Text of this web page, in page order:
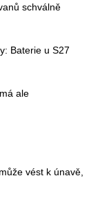
schválně
Baterie u S27
ale
vést k únavě,